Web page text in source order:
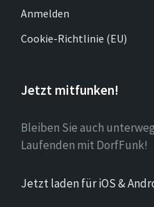
Anmelden
Cookie-Richtlinie (EU)
Jetzt mitfunken!
Bleiben Sie auch
Laufenden mit DorfFunk!
Jetzt laden für iOS &